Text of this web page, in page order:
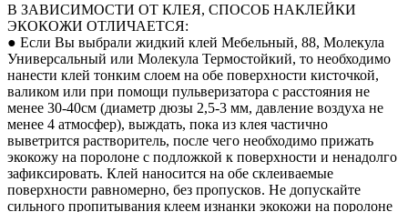
В ЗАВИСИМОСТИ ОТ КЛЕЯ, СПОСОБ НАКЛЕЙКИ
ЭКОКОЖИ ОТЛИЧАЕТСЯ:
● Если Вы выбрали жидкий клей Мебельный, 88, Молекула
Универсальный или Молекула Термостойкий, то необходимо
нанести клей тонким слоем на обе поверхности кисточкой,
валиком или при помощи пульверизатора с расстояния не
менее 30-40см (диаметр дюзы 2,5-3 мм, давление воздуха не
менее 4 атмосфер), выждать, пока из клея частично
выветрится растворитель, после чего необходимо прижать
экокожу на поролоне с подложкой к поверхности и ненадолго
зафиксировать. Клей наносится на обе склеиваемые
поверхности равномерно, без пропусков. Не допускайте
сильного пропитывания клеем изнанки экокожи на поролоне